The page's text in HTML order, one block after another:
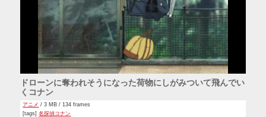
ドローンに奪われそうになった荷物にしがみついて飛んでい
くコナン
アニメ / 3 MB / 134 frames
[tags]名探偵コナン